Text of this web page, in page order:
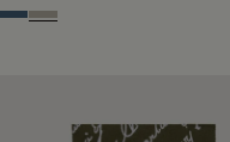
Dim Blue
Salvia